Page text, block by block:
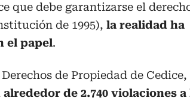
que debe garantizarse el
de 1995), la realidad ha
el papel.
de Propiedad de Cedice,
de 2.740 violaciones a